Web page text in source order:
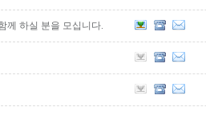
께 하실 분을 모십니다.